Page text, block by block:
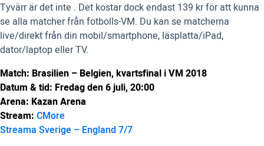
Tyvärr är det inte . Det kostar dock endast 139 kr för att kunna
se alla matcher från fotbolls-VM. Du kan se matcherna
live/direkt från din mobil/smartphone, läsplatta/iPad,
dator/laptop eller TV.
Match: Brasilien – Belgien, kvartsfinal i VM 2018
Datum & tid: Fredag den 6 juli, 20:00
Arena: Kazan Arena
Stream: CMore
Streama Sverige – England 7/7